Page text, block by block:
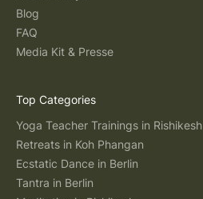
Blog
FAQ
Media Kit & Presse
Top Categories
Yoga Teacher Trainings in Rishikesh
Retreats in Koh Phangan
Ecstatic Dance in Berlin
Tantra in Berlin